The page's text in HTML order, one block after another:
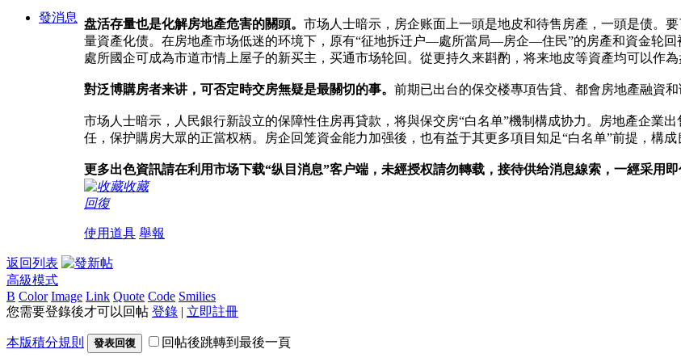
發消息 盘活存量也是化解房地產危害的關頭。 市场人士暗示，房企账面上一頭是地皮和待售房產，一頭是债。
量資產化债。在房地產市场低迷的环境下，原有“征地拆迁户—處所當局—房企—住民”的房產和資金轮回
處所國企可成為市道市情上屋子的新买主，买通市场轮回。從更持久来斟酌，将来地皮等資產均可以作為
對泛博購房者来讲，可否定時交房無疑是最關切的事。 前期已出台的保交楼專項告貸、都會房地產融資
市场人士暗示，人民銀行新設立的保障性住房再貸款，将與保交房“白名单”機制構成协力。房地產企業
任，保护購房大眾的正當权柄。房企回笼資金能力加强後，也有益于其更多項目知足“白名单”前提，構成
更多出色資訊請在利用市场下载“纵目消息”客户端，未經授权請勿轉载，接待供给消息線索，一經采用即
收藏
回復
使用道具 舉報
返回列表
高級模式
B Color Image Link Quote Code Smilies
您需要登錄後才可以回帖 登錄 | 立即註冊
本版積分規則 發表回復 回帖後跳轉到最後一頁